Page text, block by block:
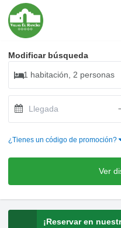
Modificar búsqueda
1 habitación, 2 personas
¿Tienes un código de promoción?
Ver
¡Reservar en